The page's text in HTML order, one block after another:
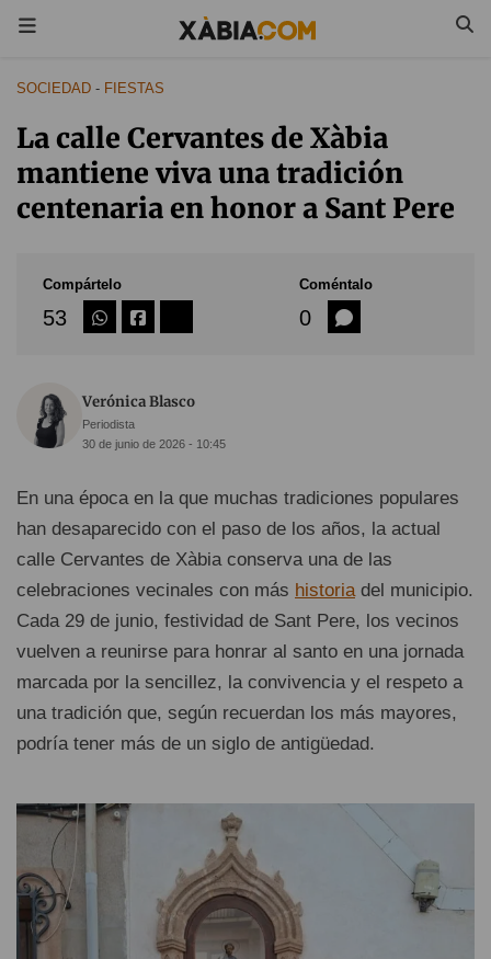
SOCIEDAD - FIESTAS
La calle Cervantes de Xàbia
mantiene viva una tradición
centenaria en honor a Sant Pere
Compártelo
53
Coméntalo
0
Verónica Blasco
Periodista
30 de junio de 2026 - 10:45
En una época en la que muchas tradiciones populares
han desaparecido con el paso de los años, la actual
calle Cervantes de Xàbia conserva una de las
celebraciones vecinales con más historiadel municipio.
Cada 29 de junio, festividad de Sant Pere, los vecinos
vuelven a reunirse para honrar al santo en una jornada
marcada por la sencillez, la convivencia y el respeto a
una tradición que, según recuerdan los más mayores,
podría tener más de un siglo de antigüedad.